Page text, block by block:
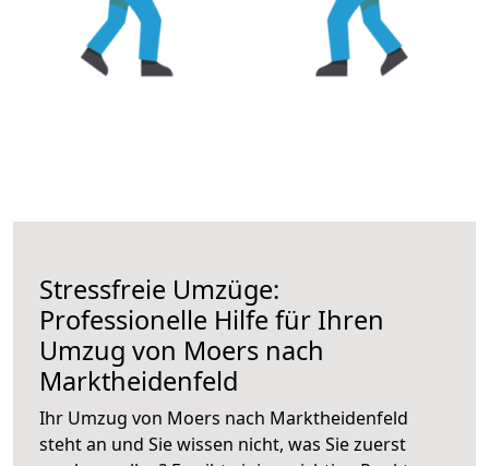
Stressfreie Umzüge:
Professionelle Hilfe für Ihren
Umzug von Moers nach
Marktheidenfeld
Ihr Umzug von Moers nach Marktheidenfeld
steht an und Sie wissen nicht, was Sie zuerst